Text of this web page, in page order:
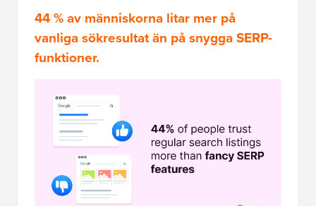
44 % av människorna litar mer på
vanliga sökresultat än på snygga SERP-
funktioner.